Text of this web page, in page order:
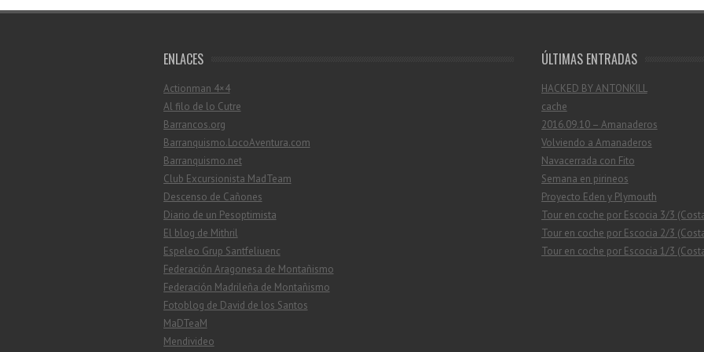
ENLACES
Actionman 4×4
Al filo de lo Cutre
Barrancos.org
Barranquismo.LocoAventura.com
Barranquismo.net
Club Excursionista MadTeam
Descenso de Cañones
Diario de un Pesoptimista
El blog de Mithril
Espeleo Grup Santfeliuenc
Federación Aragonesa de Montañismo
Federación Madrileña de Montañismo
Fotoblog de David de los Santos
MaDTeaM
Mendivideo
ÚLTIMAS ENTRADAS
HACKED BY ANTONKILL
cache
2016.09.10 – Amanaderos
Volviendo a Amanaderos
Navacerrada con Fito
Semana en pirineos
Proyecto Eden y Plymouth
Tour en coche por Escocia 3/3
Tour en coche por Escocia 2/3
Tour en coche por Escocia 1/3